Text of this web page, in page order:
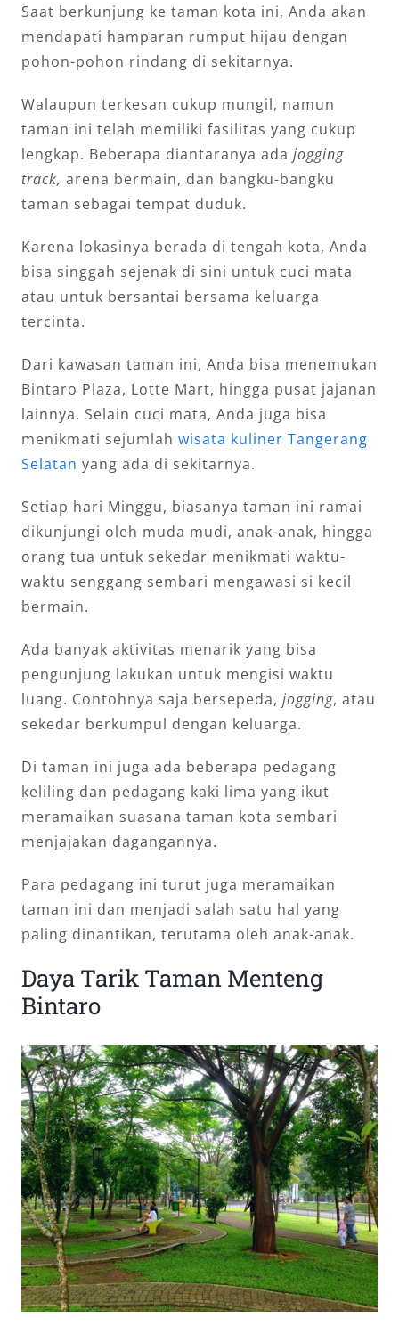
Saat berkunjung ke taman kota ini, Anda akan
mendapati hamparan rumput hijau dengan
pohon-pohon rindang di sekitarnya.
Walaupun terkesan cukup mungil, namun
taman ini telah memiliki fasilitas yang cukup
lengkap. Beberapa diantaranya ada jogging
track, arena bermain, dan bangku-bangku
taman sebagai tempat duduk.
Karena lokasinya berada di tengah kota, Anda
bisa singgah sejenak di sini untuk cuci mata
atau untuk bersantai bersama keluarga
tercinta.
Dari kawasan taman ini, Anda bisa menemukan
Bintaro Plaza, Lotte Mart, hingga pusat jajanan
lainnya. Selain cuci mata, Anda juga bisa
menikmati sejumlah wisata kuliner Tangerang
Selatan yang ada di sekitarnya.
Setiap hari Minggu, biasanya taman ini ramai
dikunjungi oleh muda mudi, anak-anak, hingga
orang tua untuk sekedar menikmati waktu-
waktu senggang sembari mengawasi si kecil
bermain.
Ada banyak aktivitas menarik yang bisa
pengunjung lakukan untuk mengisi waktu
luang. Contohnya saja bersepeda, jogging, atau
sekedar berkumpul dengan keluarga.
Di taman ini juga ada beberapa pedagang
keliling dan pedagang kaki lima yang ikut
meramaikan suasana taman kota sembari
menjajakan dagangannya.
Para pedagang ini turut juga meramaikan
taman ini dan menjadi salah satu hal yang
paling dinantikan, terutama oleh anak-anak.
Daya Tarik Taman Menteng
Bintaro